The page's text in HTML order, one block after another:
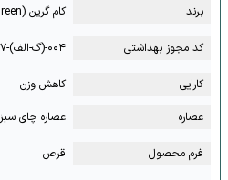
برند کام گرین (CamGreen)
کد مجوز بهداشتی ۰۰۴-(گ-الف)-۸۷-ف
کارایی
کاهش وزن
عصاره
عصاره چای سبز
فرم محصول قرص